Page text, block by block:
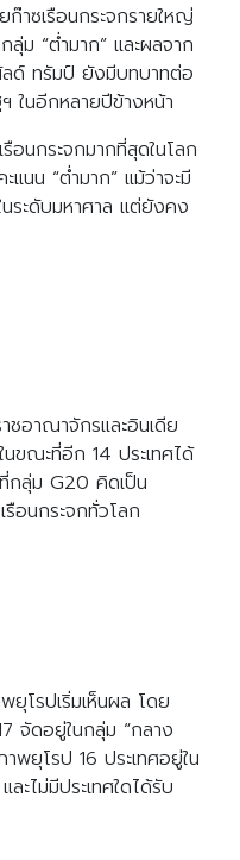
าซเรือนกระจกรายใหญ่
ม “ต่ำมาก” และผลจาก
ลด์ ทรัมป์ ยังมีบทบาทต่อ
ในอีกหลายปีข้างหน้า
อนกระจกมากที่สุดในโลก
นน “ต่ำมาก” แม้ว่าจะมี
ระดับมหาศาล แต่ยังคง
ชอาณาจักรและอินเดีย
นขณะที่อีก 14 ประเทศได้
กลุ่ม G20 คิดเป็น
อนกระจกทั่วโลก
โรปเริ่มเห็นผล โดย
จัดอยู่ในกลุ่ม “กลาง
พยุโรป 16 ประเทศอยู่ใน
ะไม่มีประเทศใดได้รับ